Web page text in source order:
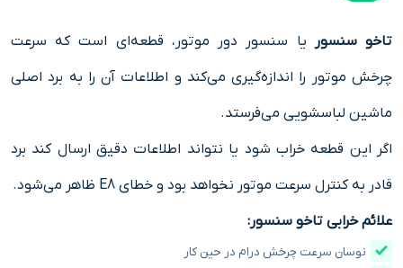
تاخو سنسور
یا سنسور دور موتور، قطعه‌ای است که سرعت
چرخش موتور را اندازه‌گیری می‌کند و اطلاعات آن را به برد اصلی
ماشین لباسشویی می‌فرستد.
اگر این قطعه خراب شود یا نتواند اطلاعات دقیق ارسال کند برد
قادر به کنترل سرعت موتور نخواهد بود و خطای E8 ظاهر می‌شود.
علائم خرابی تاخو سنسور:
نوسان سرعت چرخش درام در حین کار